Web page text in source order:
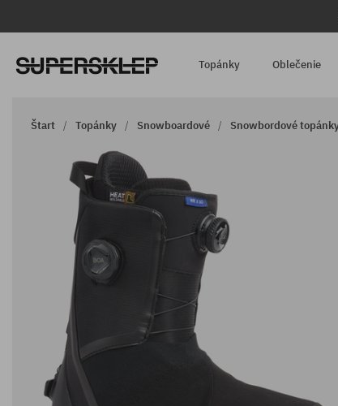
Topánky Oblečenie
Štart Topánky Snowboardové Snowbordové